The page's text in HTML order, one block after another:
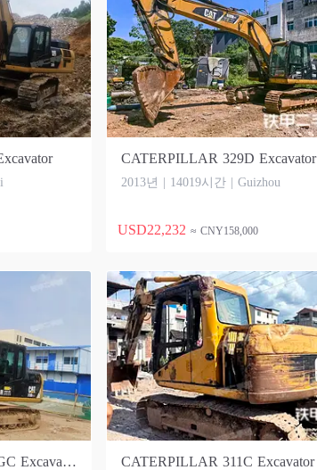
CATERPILLAR 329D Excavator
2013년 | 14019시간 | Guizhou
USD22,232 ≈ CNY158,000
CATERPILLAR 313D2 GC Excavator CATERPILLAR 311C Excavator